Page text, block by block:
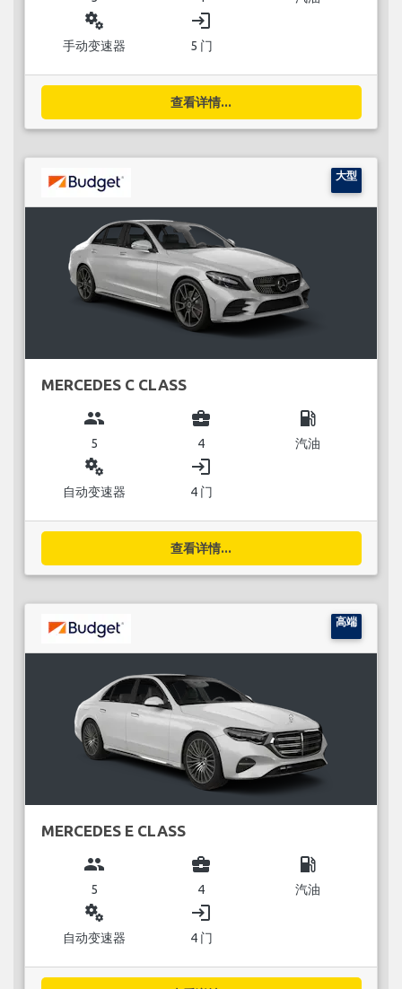
miscellaneous_services
手动变速器
login
5 门
查看详情...
大型
MERCEDES C CLASS
group
5
business_center
4
local_gas_station
汽油
miscellaneous_services
自动变速器
login
4 门
查看详情...
高端
MERCEDES E CLASS
group
5
business_center
4
local_gas_station
汽油
miscellaneous_services
自动变速器
login
4 门